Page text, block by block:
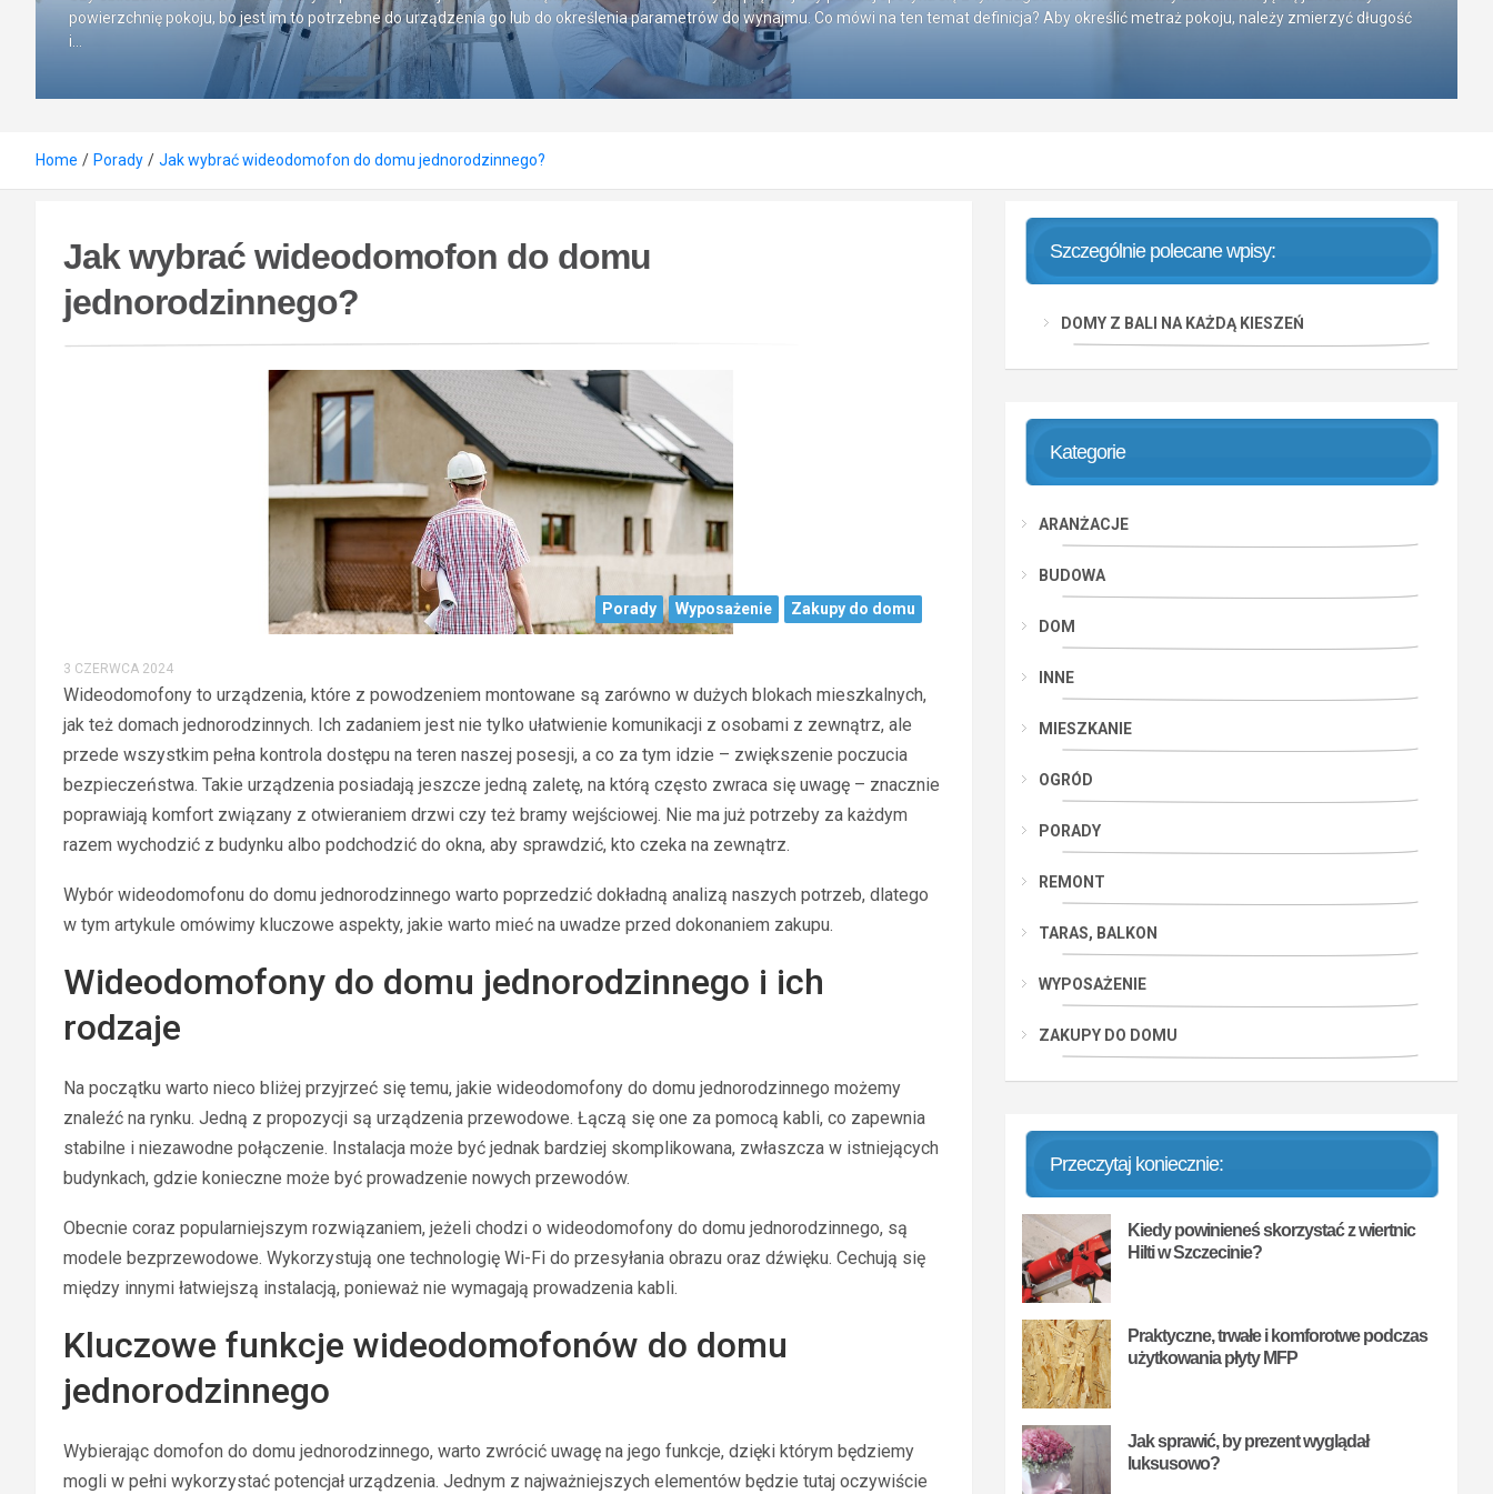
powierzchnię pokoju, bo jest im to potrzebne do urządzenia go lub do określenia parametrów do wynajmu. Co mówi na ten temat definicja? Aby określić metraż pokoju, należy zmierzyć długość
i…
Home Porady Jak wybrać wideodomofon do domu jednorodzinnego?
Jak wybrać wideodomofon do domu
jednorodzinnego?
Porady Wyposażenie Zakupy do domu
3 CZERWCA 2024
Wideodomofony to urządzenia, które z powodzeniem montowane są zarówno w dużych blokach mieszkalnych,
jak też domach jednorodzinnych. Ich zadaniem jest nie tylko ułatwienie komunikacji z osobami z zewnątrz, ale
przede wszystkim pełna kontrola dostępu na teren naszej posesji, a co za tym idzie – zwiększenie poczucia
bezpieczeństwa. Takie urządzenia posiadają jeszcze jedną zaletę, na którą często zwraca się uwagę – znacznie
poprawiają komfort związany z otwieraniem drzwi czy też bramy wejściowej. Nie ma już potrzeby za każdym
razem wychodzić z budynku albo podchodzić do okna, aby sprawdzić, kto czeka na zewnątrz.
Wybór wideodomofonu do domu jednorodzinnego warto poprzedzić dokładną analizą naszych potrzeb, dlatego
w tym artykule omówimy kluczowe aspekty, jakie warto mieć na uwadze przed dokonaniem zakupu.
Wideodomofony do domu jednorodzinnego i ich
rodzaje
Na początku warto nieco bliżej przyjrzeć się temu, jakie wideodomofony do domu jednorodzinnego możemy
znaleźć na rynku. Jedną z propozycji są urządzenia przewodowe. Łączą się one za pomocą kabli, co zapewnia
stabilne i niezawodne połączenie. Instalacja może być jednak bardziej skomplikowana, zwłaszcza w istniejących
budynkach, gdzie konieczne może być prowadzenie nowych przewodów.
Obecnie coraz popularniejszym rozwiązaniem, jeżeli chodzi o wideodomofony do domu jednorodzinnego, są
modele bezprzewodowe. Wykorzystują one technologię Wi-Fi do przesyłania obrazu oraz dźwięku. Cechują się
między innymi łatwiejszą instalacją, ponieważ nie wymagają prowadzenia kabli.
Kluczowe funkcje wideodomofonów do domu
jednorodzinnego
Wybierając domofon do domu jednorodzinnego, warto zwrócić uwagę na jego funkcje, dzięki którym będziemy
mogli w pełni wykorzystać potencjał urządzenia. Jednym z najważniejszych elementów będzie tutaj oczywiście
Szczególnie polecane wpisy:
DOMY Z BALI NA KAŻDĄ KIESZEŃ
Kategorie
ARANŻACJE
BUDOWA
DOM
INNE
MIESZKANIE
OGRÓD
PORADY
REMONT
TARAS, BALKON
WYPOSAŻENIE
ZAKUPY DO DOMU
Przeczytaj koniecznie:
Kiedy powinieneś skorzystać z wiertnic
Hilti w Szczecinie?
Praktyczne, trwałe i komforotwe podczas
użytkowania płyty MFP
Jak sprawić, by prezent wyglądał
luksusowo?